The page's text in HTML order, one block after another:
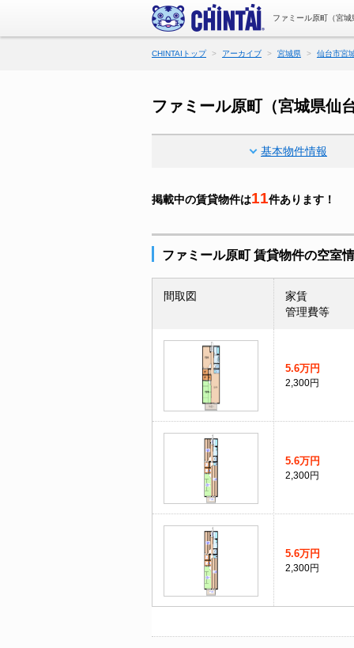
ファミール原町（宮
CHINTAIトップ アーカイブ 宮城県 仙台市宮
ファミール原町（宮城県仙
基本物件情報
掲載中の賃貸物件は11件あります！
ファミール原町 賃貸物件の空室
間取図
家賃
管理費等
5.6万円
2,300円
5.6万円
2,300円
5.6万円
2,300円